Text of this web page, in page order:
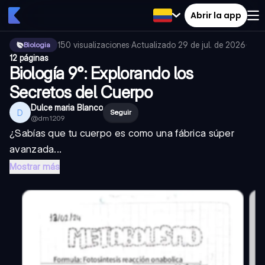
Abrir la app
Biologia 150 visualizaciones·Actualizado 29 de jul. de 2026·
12 páginas
Biología 9°: Explorando los
Secretos del Cuerpo
D Dulce maria Blanco
@dm1209
Seguir
¿Sabías que tu cuerpo es como una fábrica súper
avanzada...
Mostrar más